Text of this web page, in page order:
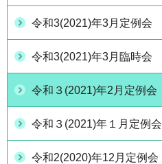
令和3(2021)年3月定例会
令和3(2021)年3月臨時会
令和３(2021)年2月定例会
令和３(2021)年１月定例会
令和2(2020)年12月定例会